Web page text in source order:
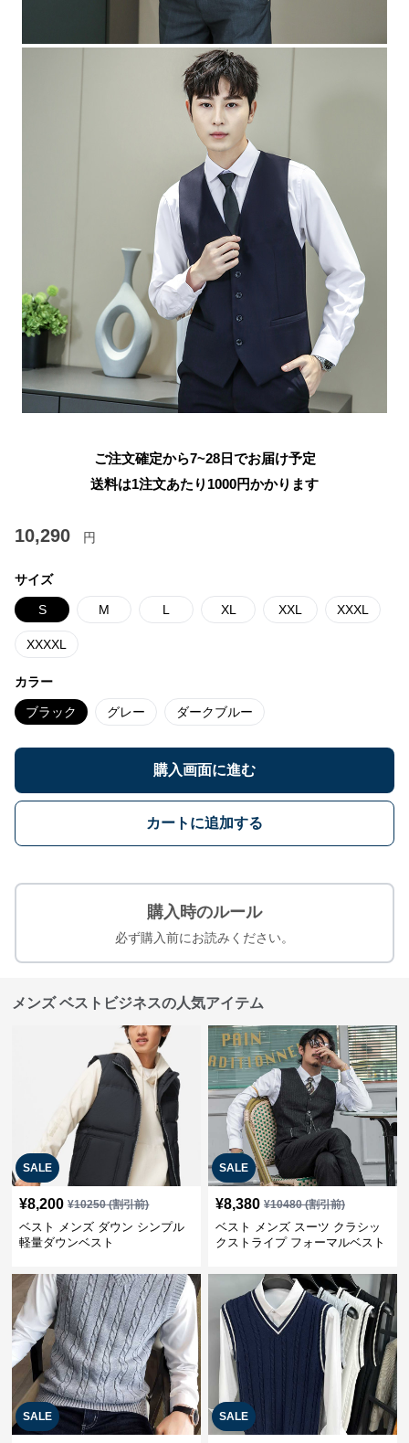
ご注文確定から7~28日でお届け予定
送料は1注文あたり 1000円かかります
10,290 円
サイズ
S M L XL XXL XXXL
XXXXL
カラー
ブラック グレー ダークブルー
購入画面に進む
カートに追加する
購入時のルール
必ず購入前にお読みください。
メンズ ベストビジネスの人気アイテム
SALE
¥8,200 ¥10250(割引前)
ベスト メンズ ダウン シンプル
軽量ダウンベスト
SALE
¥8,380 ¥10480(割引前)
ベスト メンズ スーツ クラシッ
クストライプ フォーマルベスト
SALE SALE